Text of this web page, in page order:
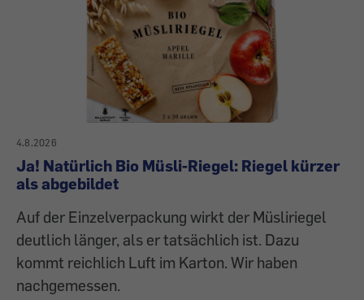
4.8.2026
Ja! Natürlich Bio Müsli-Riegel: Riegel kürzer
als abgebildet
Auf der Einzelverpackung wirkt der Müsliriegel
deutlich länger, als er tatsächlich ist. Dazu
kommt reichlich Luft im Karton. Wir haben
nachgemessen.